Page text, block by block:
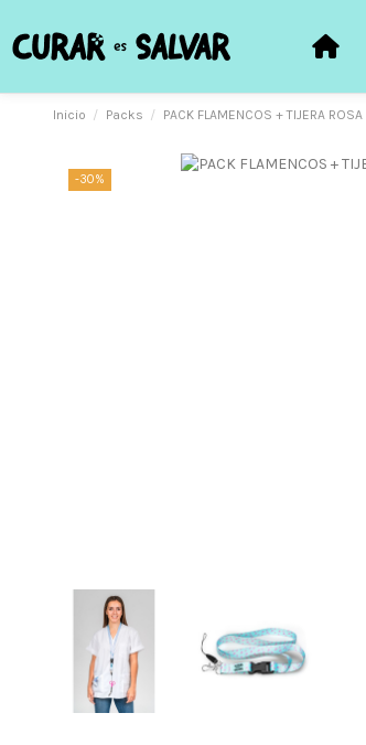
Inicio Packs PACK FLAMENCOS + TIJERA ROSA
-30%